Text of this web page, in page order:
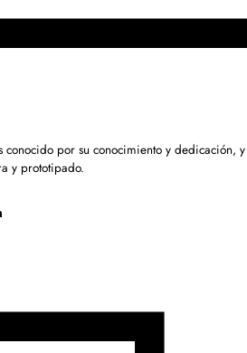
conocido por su conocimiento y dedicación,
y prototipado.